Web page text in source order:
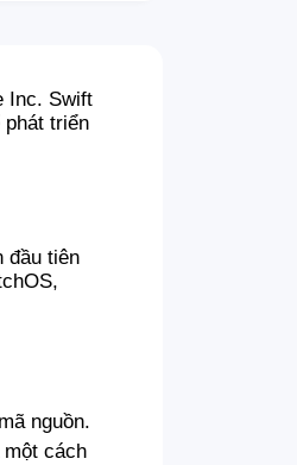
Inc. Swift
triển
đầu tiên
nguồn.
cách